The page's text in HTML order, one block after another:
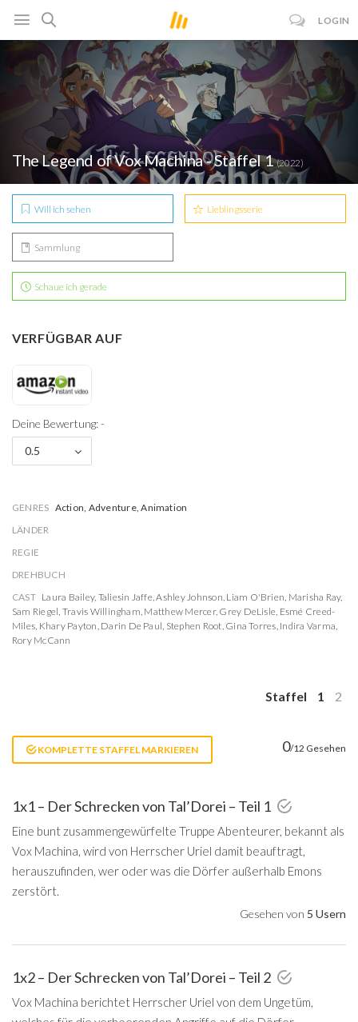
LOGIN
The Legend of Vox Machina - Staffel 1(2022)
Will ich sehen Lieblingsserie
Sammlung
Schaue ich gerade
VERFÜGBAR AUF
Deine Bewertung: -
0.5
GENRES Action, Adventure, Animation
LÄNDER
REGIE
DREHBUCH
CAST Laura Bailey, Taliesin Jaffe,Ashley Johnson, Liam O'Brien, Marisha Ray,
Sam Riegel, Travis Willingham, Matthew Mercer, Grey DeLisle, Esmé Creed-
Miles, Khary Payton, Darin De Paul, Stephen Root, Gina Torres, Indira Varma,
Rory McCann
Staffel 1 2
KOMPLETTE STAFFEL MARKIEREN 0/12 Gesehen
1x1 – Der Schrecken von Tal’Dorei – Teil 1
Eine bunt zusammengewürfelte Truppe Abenteurer, bekannt als
Vox Machina, wird von Herrscher Uriel damit beauftragt,
herauszufinden, wer oder was die Dörfer außerhalb Emons
zerstört.
Gesehen von 5 Usern
1x2 – Der Schrecken von Tal’Dorei – Teil 2
Vox Machina berichtet Herrscher Uriel von dem Ungetüm,